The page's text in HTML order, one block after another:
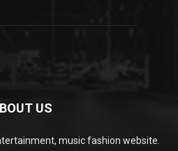
US
music fashion website.